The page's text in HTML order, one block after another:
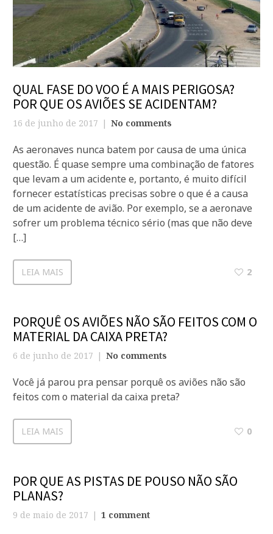
QUAL FASE DO VOO É A MAIS PERIGOSA?
POR QUE OS AVIÕES SE ACIDENTAM?
16 de junho de 2017 No comments
As aeronaves nunca batem por causa de uma única
questão. É quase sempre uma combinação de fatores
que levam a um acidente e, portanto, é muito difícil
fornecer estatísticas precisas sobre o que é a causa
de um acidente de avião. Por exemplo, se a aeronave
sofrer um problema técnico sério (mas que não deve
[…]
LEIA MAIS 2
PORQUÊ OS AVIÕES NÃO SÃO FEITOS COM O
MATERIAL DA CAIXA PRETA?
6 de junho de 2017 No comments
Você já parou pra pensar porquê os aviões não são
feitos com o material da caixa preta?
LEIA MAIS 0
POR QUE AS PISTAS DE POUSO NÃO SÃO
PLANAS?
9 de maio de 2017 1 comment